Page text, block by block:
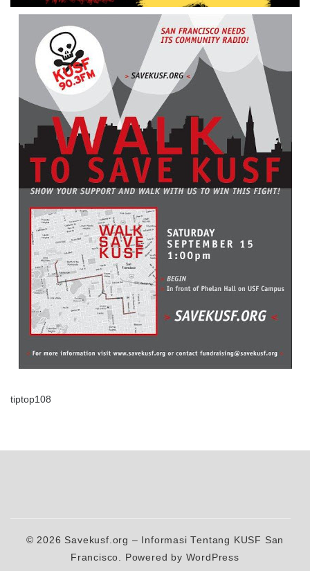
tiptop108
© 2026 Savekusf.org – Informasi Tentang KUSF San
Francisco.
Powered by WordPress